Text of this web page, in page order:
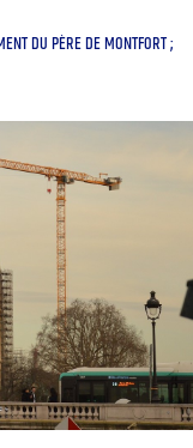
DU PÈRE DE MONTFORT ;